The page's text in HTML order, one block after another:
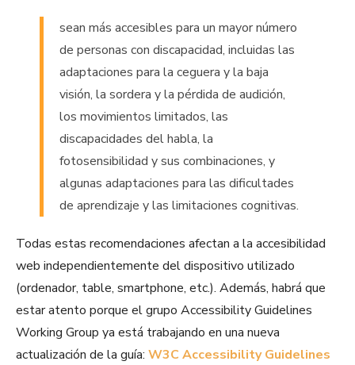
sean más accesibles para un mayor número
de personas con discapacidad, incluidas las
adaptaciones para la ceguera y la baja
visión, la sordera y la pérdida de audición,
los movimientos limitados, las
discapacidades del habla, la
fotosensibilidad y sus combinaciones, y
algunas adaptaciones para las dificultades
de aprendizaje y las limitaciones cognitivas.
Todas estas recomendaciones afectan a la accesibilidad
web independientemente del dispositivo utilizado
(ordenador, table, smartphone, etc.). Además, habrá que
estar atento porque el grupo Accessibility Guidelines
Working Group ya está trabajando en una nueva
actualización de la guía: W3C Accessibility Guidelines